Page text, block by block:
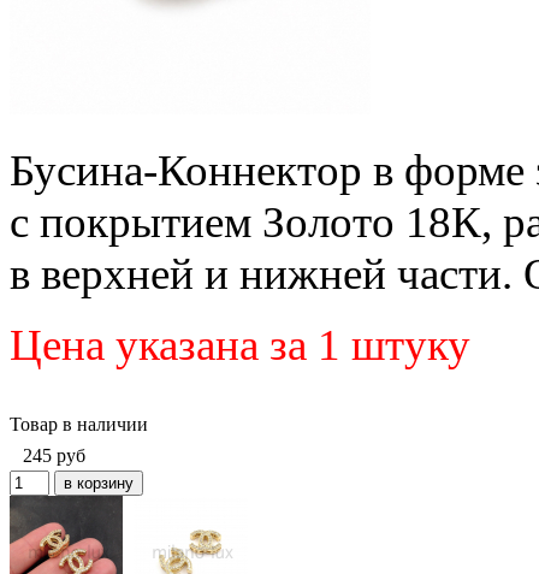
Бусина-Коннектор в форме
с покрытием Золото 18К,
в верхней и нижней части.
Цена указана за 1 штуку
Товар в наличии
245 руб